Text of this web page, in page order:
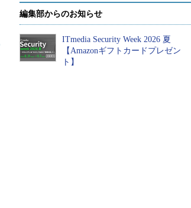
編集部からのお知らせ
ITmedia Security Week 2026 夏
【Amazonギフトカードプレゼン
ト】